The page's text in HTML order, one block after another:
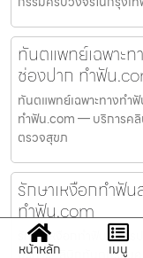
ทันตแพทย์เฉพาะ
ช่องปาก ทำฟัน
ทันตแพทย์เฉพาะทางทำ
ทำฟัน.com — บริการค
ตรวจสุขภ
รักษาเหงือกทำฟั
ทำฟัน.com
รักษาเหงือกทำฟันสมุ
หน้าหลัก เมนู